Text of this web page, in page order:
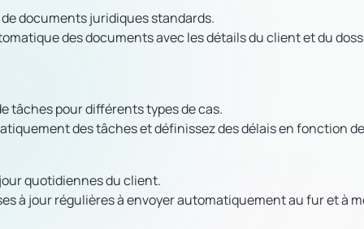
documents juridiques standards.
des documents avec les détails du client et du
tâches pour différents types de cas.
des tâches et définissez des délais en fonction
quotidiennes du client.
à jour régulières à envoyer automatiquement au fur et à